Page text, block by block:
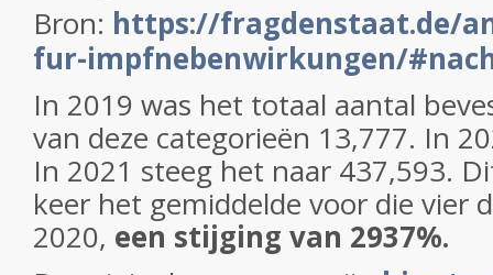
Bron: https://fragdenstaat.de/
fur-impfnebenwirkungen/
In 2019 was het totaal aantal
van deze categorieën 13,777. In
In 2021 steeg het naar 437,593.
keer het gemiddelde voor die vier
2020, een stijging van 2937%.